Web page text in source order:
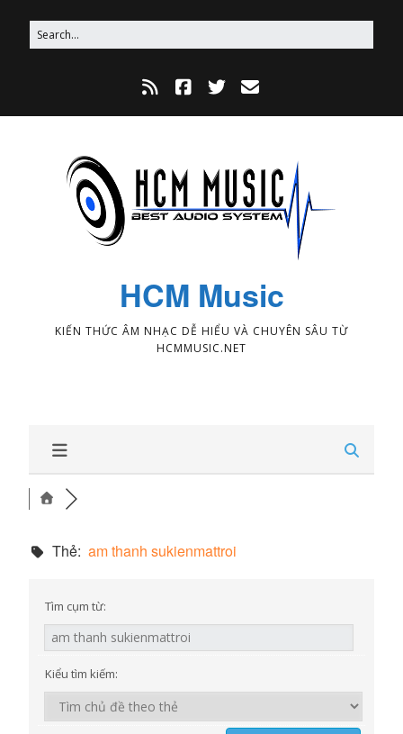
HCM Music
KIẾN THỨC ÂM NHẠC DỄ HIỂU VÀ CHUYÊN SÂU TỪ
HCMMUSIC.NET
Thẻ: am thanh sukienmattroi
Tìm cụm từ:
Kiểu tìm kiếm: